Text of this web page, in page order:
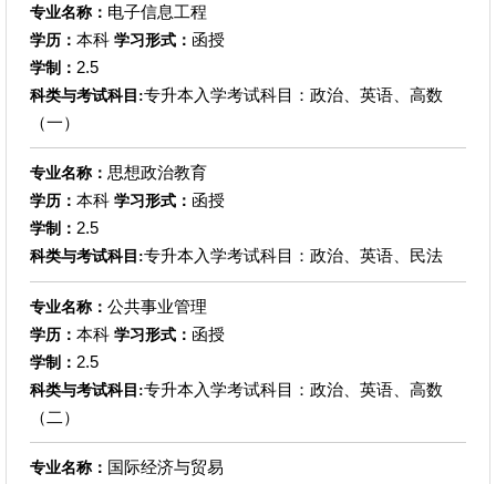
专业名称： 电子信息工程
学历： 本科 学习形式： 函授
学制： 2.5
科类与考试科目:专升本入学考试科目：政治、英语、高数
（一）
专业名称： 思想政治教育
学历： 本科 学习形式： 函授
学制： 2.5
科类与考试科目:专升本入学考试科目：政治、英语、民法
专业名称： 公共事业管理
学历： 本科 学习形式： 函授
学制： 2.5
科类与考试科目:专升本入学考试科目：政治、英语、高数
（二）
专业名称： 国际经济与贸易